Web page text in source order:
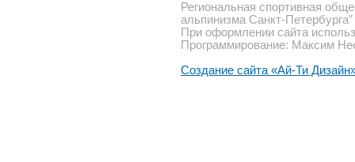
Региональная спортивная
альпинизма Санкт-Петербурга”
При оформлении сайта
Программирование: Максим
Создание сайта «Ай-Ти